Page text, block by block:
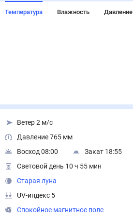
Температура Влажность Давление
Ветер 2 м/с
Давление 765 мм
Восход 08:00
Закат 18:55
Световой день 10 ч 55 мин
Старая луна
UV-индекс 5
Спокойное магнитное поле